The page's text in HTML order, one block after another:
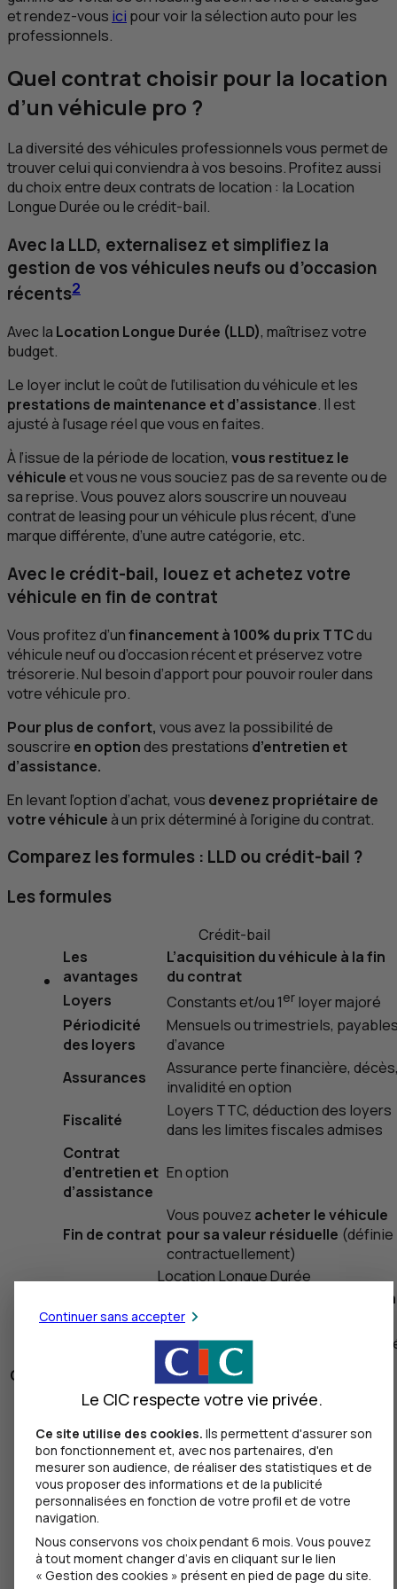
et rendez-vous ici pour voir la sélection auto pour les
professionnels.
Quel contrat choisir pour la location
d’un véhicule pro ?
La diversité des véhicules professionnels vous permet de
trouver celui qui conviendra à vos besoins. Profitez aussi
du choix entre deux contrats de location : la Location
Longue Durée ou le crédit-bail.
Avec la LLD, externalisez et simplifiez la
gestion de vos véhicules neufs ou d’occasion
récents2
Avec la Location Longue Durée (LLD), maîtrisez votre
budget.
Le loyer inclut le coût de l’utilisation du véhicule et les
prestations de maintenance et d’assistance. Il est
ajusté à l’usage réel que vous en faites.
À l’issue de la période de location, vous restituez le
véhiculeet vous ne vous souciez pas de sa revente ou de
sa reprise. Vous pouvez alors souscrire un nouveau
contrat de leasing pour un véhicule plus récent, d’une
marque différente, d’une autre catégorie, etc.
Avec le crédit-bail, louez et achetez votre
véhicule en fin de contrat
Vous profitez d’unfinancement à 100% du prixTTCdu
véhicule neuf ou d’occasion récent et préservez votre
trésorerie. Nul besoin d’apport pour pouvoir rouler dans
votre véhicule pro.
Pour plus de confort, vous avez la possibilité de
souscrire en optiondes prestations d’entretien et
d’assistance.
En levant l’option d’achat, vous devenez propriétaire de
votre véhiculeà un prix déterminé à l’origine du contrat.
Comparez les formules : LLD ou crédit-bail ?
Les formules
Crédit-bail
Les
avantages
L’acquisition du véhicule à la fin
du contrat
Loyers
Constants et/ou 1er loyer majoré
Périodicité
des loyers
Mensuels ou trimestriels,
d’avance
Assurances
Assurance perte financière,
invalidité en option
Fiscalité
Loyers TTC, déduction des loyers
dans les limites fiscales admises
Contrat
d’entretien et
d’assistance
En option
Fin de contrat
Vous pouvez acheter le véhicule
pour sa valeur résiduelle (définie
contractuellement)
Location Longue Durée
Les avantages
L’externalisation de la gestion
de votre véhicule
Constants et/ou 1
loyer
Périodicité des
Mensuels ou trimestriels,
payables d’avance
Assurance perte financière,
décès, invalidité en option
Fiscalité
LoyersTTC, déduction des
loyers dans les limites fiscales
admises
Contrat
d’assistance
Inclus
Vousrestituez le véhiculeet
Les formules
Caractéristiques
Crédit-bail
Les avantages
L’acquisition du
véhicule à la fin du
contrat
L’externalisation
de la gestion de
votre véhicule
Loyers
Constants et/ou 1er loyer majoré
Périodicité des
loyers
Mensuels ou trimestriels, payables
Assurances
Assurance perte financière, décès,
invalidité en option
LoyersTTC, déduction des loyers
Continuer sans accepter
Le CIC respecte votre vie privée.
Ce site utilise des cookies. Ils permettent d'assurer son
bon fonctionnement et, avec nos partenaires, d'en
mesurer son audience, de réaliser des statistiques et de
vous proposer des informations et de la publicité
personnalisées en fonction de votre profil et de votre
navigation.
Nous conservons vos choix pendant 6 mois. Vous pouvez
à tout moment changer d’avis en cliquant sur le lien
« Gestion des cookies » présent en pied de page du site.